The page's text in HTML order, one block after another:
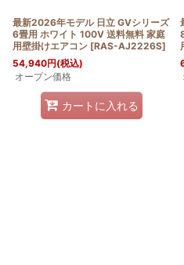
最新2026年モデル 日立 GVシリーズ
6畳用 ホワイト 100V 送料無料 家庭
用壁掛けエアコン [RAS-AJ2226S]
54,940円(税込)
オープン価格
カートに入れる